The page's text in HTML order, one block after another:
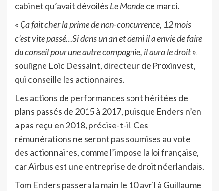
cabinet qu’avait dévoilés Le Mondece mardi.
« Ça fait cher la prime de non-concurrence, 12 mois
c’est vite passé…Si dans un an et demi il a envie de faire
du conseil pour une autre compagnie, il aura le droit »,
souligne Loic Dessaint, directeur de Proxinvest,
qui conseille les actionnaires.
Les actions de performances sont héritées de
plans passés de 2015 à 2017, puisque Enders n’en
a pas reçu en 2018, précise-t-il. Ces
rémunérations ne seront pas soumises au vote
des actionnaires, comme l’impose la loi française,
car Airbus est une entreprise de droit néerlandais.
Tom Enders passera la main le 10 avril à Guillaume